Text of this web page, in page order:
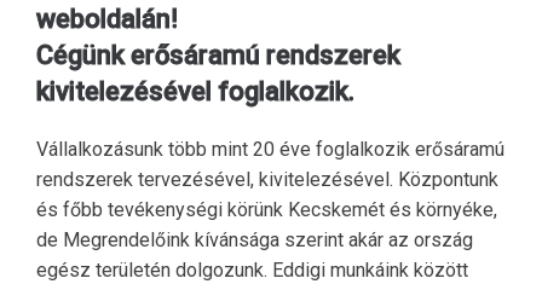
weboldalán!
Cégünk erősáramú rendszerek
kivitelezésével foglalkozik.
Vállalkozásunk több mint 20 éve foglalkozik erősáramú
rendszerek tervezésével, kivitelezésével. Központunk
és főbb tevékenységi körünk Kecskemét és környéke,
de Megrendelőink kívánsága szerint akár az ország
egész területén dolgozunk. Eddigi munkáink között